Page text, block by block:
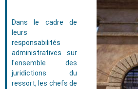
Dans le cadre de
leurs
responsabilités
administratives sur
l'ensemble des
juridictions du
ressort, les chefs de